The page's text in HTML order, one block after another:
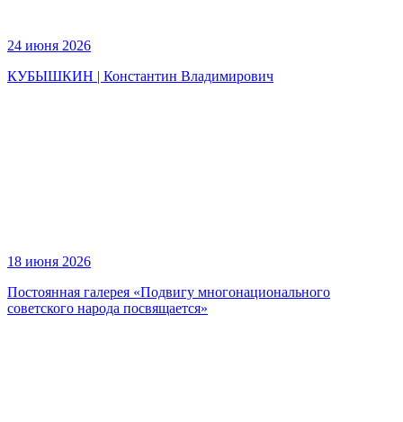
24 июня 2026
КУБЫШКИН | Константин Владимирович
18 июня 2026
Постоянная галерея «Подвигу многонационального
советского народа посвящается»